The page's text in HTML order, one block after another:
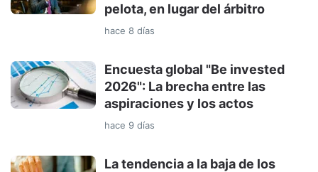
pelota, en lugar del árbitro
hace 8 días
Encuesta global "Be invested
2026": La brecha entre las
aspiraciones y los actos
hace 9 días
La tendencia a la baja de los